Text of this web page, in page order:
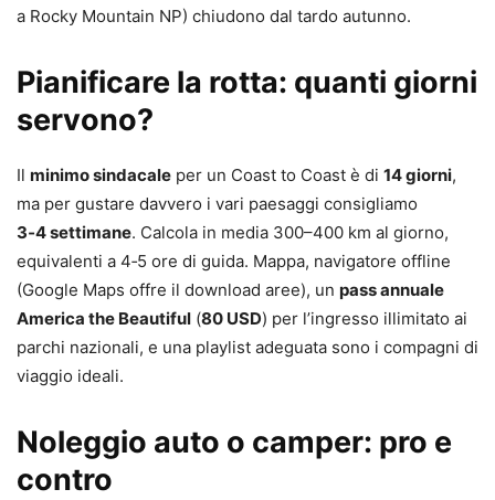
a Rocky Mountain NP) chiudono dal tardo autunno.
Pianificare la rotta: quanti giorni
servono?
Il minimo sindacale per un Coast to Coast è di 14 giorni,
ma per gustare davvero i vari paesaggi consigliamo
3‑4 settimane. Calcola in media 300–400 km al giorno,
equivalenti a 4‑5 ore di guida. Mappa, navigatore offline
(Google Maps offre il download aree), un pass annuale
America the Beautiful (80 USD) per l’ingresso illimitato ai
parchi nazionali, e una playlist adeguata sono i compagni di
viaggio ideali.
Noleggio auto o camper: pro e
contro